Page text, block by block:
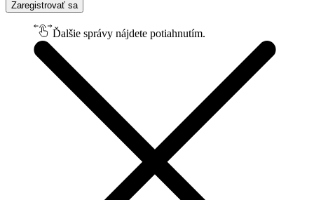
Zaregistrovať sa
Ďalšie správy nájdete potiahnutím.